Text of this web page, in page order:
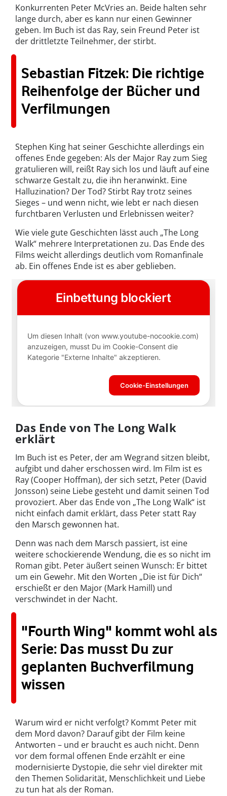
Konkurrenten Peter McVries an. Beide halten sehr
lange durch, aber es kann nur einen Gewinner
geben. Im Buch ist das Ray, sein Freund Peter ist
der drittletzte Teilnehmer, der stirbt.
Sebastian Fitzek: Die richtige
Reihenfolge der Bücher und
Verfilmungen
Stephen King hat seiner Geschichte allerdings ein
offenes Ende gegeben: Als der Major Ray zum Sieg
gratulieren will, reißt Ray sich los und läuft auf eine
schwarze Gestalt zu, die ihn heranwinkt. Eine
Halluzination? Der Tod? Stirbt Ray trotz seines
Sieges – und wenn nicht, wie lebt er nach diesen
furchtbaren Verlusten und Erlebnissen weiter?
Wie viele gute Geschichten lässt auch „The Long
Walk“ mehrere Interpretationen zu. Das Ende des
Films weicht allerdings deutlich vom Romanfinale
ab. Ein offenes Ende ist es aber geblieben.
Das Ende von The Long Walk
erklärt
Im Buch ist es Peter, der am Wegrand sitzen bleibt,
aufgibt und daher erschossen wird. Im Film ist es
Ray (Cooper Hoffman), der sich setzt, Peter (David
Jonsson) seine Liebe gesteht und damit seinen Tod
provoziert. Aber das Ende von „The Long Walk“ ist
nicht einfach damit erklärt, dass Peter statt Ray
den Marsch gewonnen hat.
Denn was nach dem Marsch passiert, ist eine
weitere schockierende Wendung, die es so nicht im
Roman gibt. Peter äußert seinen Wunsch: Er bittet
um ein Gewehr. Mit den Worten „Die ist für Dich“
erschießt er den Major (Mark Hamill) und
verschwindet in der Nacht.
"Fourth Wing" kommt wohl als
Serie: Das musst Du zur
geplanten Buchverfilmung
wissen
Warum wird er nicht verfolgt? Kommt Peter mit
dem Mord davon? Darauf gibt der Film keine
Antworten – und er braucht es auch nicht. Denn
vor dem formal offenen Ende erzählt er eine
modernisierte Dystopie, die sehr viel direkter mit
den Themen Solidarität, Menschlichkeit und Liebe
zu tun hat als der Roman.